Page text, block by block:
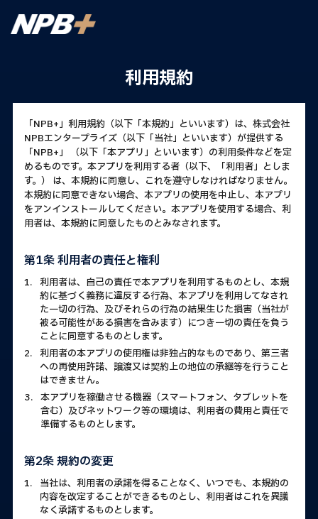
利用規約
「NPB+」利用規約（以下「本規約」といいます）は、株式会社
NPBエンタープライズ（以下「当社」といいます）が提供する
「NPB+」 （以下「本アプリ」といいます）の利用条件などを定
めるものです。本アプリを利用する者（以下、「利用者」としま
す。） は、本規約に同意し、これを遵守しなければなりません。
本規約に同意できない場合、本アプリの使用を中止し、本アプリ
をアンインストールしてください。本アプリを使用する場合、利
用者は、本規約に同意したものとみなされます。
第1条 利用者の責任と権利
1. 利用者は、自己の責任で本アプリを利用するものとし、本規
約に基づく義務に違反する行為、本アプリを利用してなされ
た一切の行為、及びそれらの行為の結果生じた損害（当社が
被る可能性がある損害を含みます）につき一切の責任を負う
ことに同意するものとします。
2. 利用者の本アプリの使用権は非独占的なものであり、第三者
への再使用許諾、譲渡又は契約上の地位の承継等を行うこと
はできません。
3. 本アプリを稼働させる機器（スマートフォン、タブレットを
含む）及びネットワーク等の環境は、利用者の費用と責任で
準備するものとします。
第2条 規約の変更
1. 当社は、利用者の承諾を得ることなく、いつでも、本規約の
内容を改定することができるものとし、利用者はこれを異議
なく承諾するものとします。